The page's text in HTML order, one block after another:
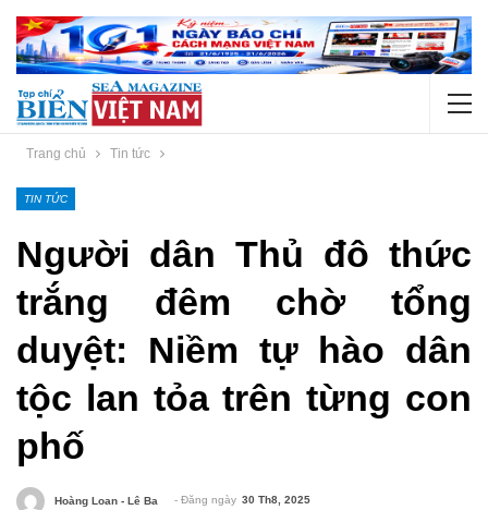
Trang chủ Tin tức
TIN TỨC
Người dân Thủ đô thức
trắng đêm chờ tổng
duyệt: Niềm tự hào dân
tộc lan tỏa trên từng con
phố
Hoàng Loan - Lê Ba - Đăng ngày 30 Th8, 2025